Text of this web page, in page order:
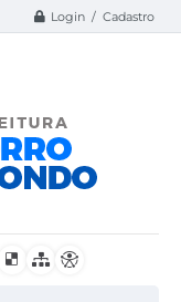
Login / Cadastro